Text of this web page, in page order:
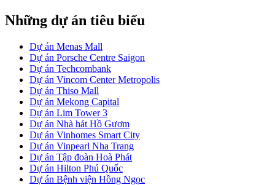
Những dự án tiêu biểu
Dự án Menas Mall
Dự án Porsche Centre Saigon
Dự án Techcombank
Dự án Vincom Center Metropolis
Dự án Thiso Mall
Dự án Mekong Capital
Dự án Lim Tower 3
Dự án Nhà hát Hồ Gươm
Dự án Vinhomes Smart City
Dự án Vinpearl Nha Trang
Dự án Tập đoàn Hoà Phát
Dự án Hilton Phú Quốc
Dự án Bệnh viện Hồng Ngọc